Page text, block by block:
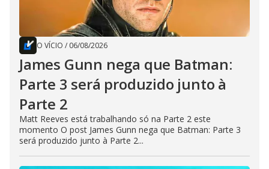
O VÍCIO / 06/08/2026
James Gunn nega que Batman:
Parte 3 será produzido junto à
Parte 2
Matt Reeves está trabalhando só na Parte 2 este
momento O post James Gunn nega que Batman: Parte 3
será produzido junto à Parte 2...